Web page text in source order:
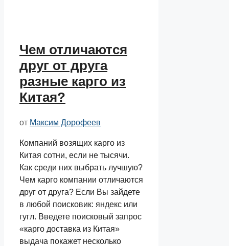
Чем отличаются
друг от друга
разные карго из
Китая?
от Максим Дорофеев
Компаний возящих карго из
Китая сотни, если не тысячи.
Как среди них выбрать лучшую?
Чем карго компании отличаются
друг от друга? Если Вы зайдете
в любой поисковик: яндекс или
гугл. Введете поисковый запрос
«карго доставка из Китая»
выдача покажет несколько